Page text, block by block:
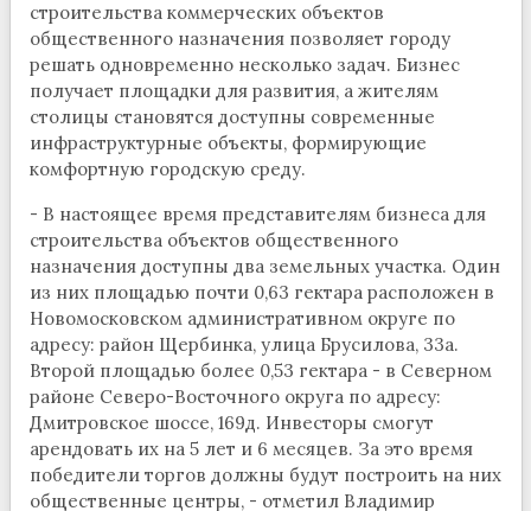
строительства коммерческих объектов
общественного назначения позволяет городу
решать одновременно несколько задач. Бизнес
получает площадки для развития, а жителям
столицы становятся доступны современные
инфраструктурные объекты, формирующие
комфортную городскую среду.
- В настоящее время представителям бизнеса для
строительства объектов общественного
назначения доступны два земельных участка. Один
из них площадью почти 0,63 гектара расположен в
Новомосковском административном округе по
адресу: район Щербинка, улица Брусилова, 33а.
Второй площадью более 0,53 гектара - в Северном
районе Северо-Восточного округа по адресу:
Дмитровское шоссе, 169д. Инвесторы смогут
арендовать их на 5 лет и 6 месяцев. За это время
победители торгов должны будут построить на них
общественные центры, - отметил Владимир